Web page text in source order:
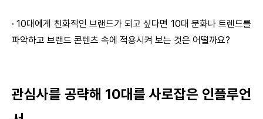
· 10대에게 친화적인 브랜드가 되고 싶다면 10대 문화나 트렌드를
파악하고 브랜드 콘텐츠 속에 적용시켜 보는 것은 어떨까요?
관심사를 공략해 10대를 사로잡은 인플루언